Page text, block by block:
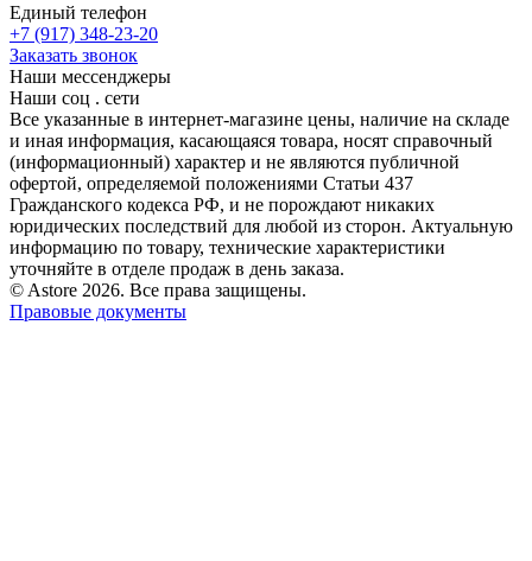
Единый телефон
+7 (917) 348-23-20
Заказать звонок
Наши мессенджеры
Наши соц . сети
Все указанные в интернет-магазине цены, наличие на складе
и иная информация, касающаяся товара, носят справочный
(информационный) характер и не являются публичной
офертой, определяемой положениями Статьи 437
Гражданского кодекса РФ, и не порождают никаких
юридических последствий для любой из сторон. Актуальную
информацию по товару, технические характеристики
уточняйте в отделе продаж в день заказа.
© Astore 2026. Все права защищены.
Правовые документы